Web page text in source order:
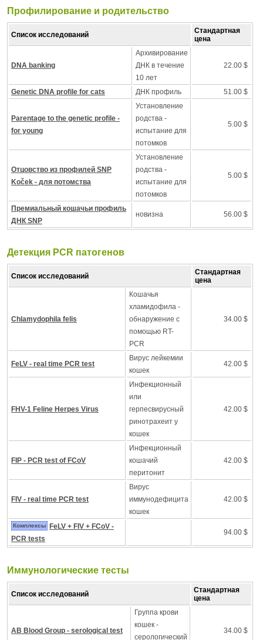
Профилирование и pодительство
Список исследований
Стандартная
цена
DNA banking
Архивирование
ДНК в течение
10 лет
22.00 $
Genetic DNA profile for cats ДНК профиль 51.00 $
Parentage to the genetic profile -
for young
Установление
родства -
испытание для
потомков
5.00 $
Отцовство из профилей SNP
Koček - для потомства
Установление
родства -
испытание для
потомков
5.00 $
Премиальный кошачьи профиль
ДНК SNP
новизна 56.00 $
Детекция PCR патогенов
Список исследований
Стандартная
цена
Chlamydophila felis
Кошачья
хламидофила -
обнаружение с
помощью RT-
PCR
34.00 $
FeLV - real time PCR test
Вирус лейкемии
кошек
42.00 $
FHV-1 Feline Herpes Virus
Инфекционный
или
герпесвирусный
ринотрахеит у
кошек
42.00 $
FIP - PCR test of FCoV
Инфекционный
кошачий
перитонит
42.00 $
FIV - real time PCR test
Вирус
иммунодефицита
кошек
42.00 $
Комплексы
FeLV + FIV + FCoV -
PCR tests
94.00 $
Иммунологические тесты
Список исследований
Стандартная
цена
AB Blood Group - serological test
Группа крови
кошек -
серологический
34.00 $